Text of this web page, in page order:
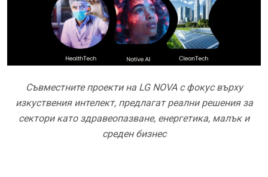
Съвместните проекти на LG NOVA с фокус върху
изкуствения интелект, предлагат реални решения за
сектори като здравеопазване, енергетика, малък и
среден бизнес